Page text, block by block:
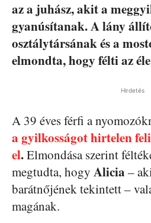
az a juhász, akit a
gyanúsítanak. A lány
osztálytársának és a
elmondta, hogy félti az
Hirdetés
A 39 éves férfi a
a gyilkosságot hirtelen
el.Elmondása szerint
megtudta, hogy Alicia –
barátnőjének tekintett –
magának.